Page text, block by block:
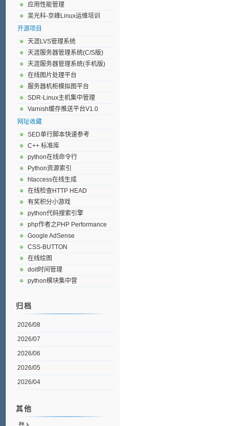
应用性能管理
吴光科-京峰Linux运维培训
开源项目
天涯LVS管理系统
天涯服务器管理系统(C/S版)
天涯服务器管理系统(手机版)
在线图片处理平台
服务器机柜模拟图平台
SDR-Linux主机集中管理
Varnish缓存推送平台V1.0
网址收藏
SED单行脚本快速参考
C++ 标准库
python在线命令行
Python资源索引
htaccess在线生成
在线检查HTTP HEAD
有奖积分小游戏
python代码搜索引擎
php作者之PHP Performance
Google AdSense
CSS-BUTTON
在线绘图
doit时间管理
python模块集中营
归档
2026/08
2026/07
2026/06
2026/05
2026/04
其他